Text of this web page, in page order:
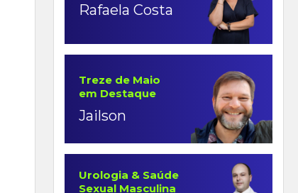
Rafaela Costa
Treze de Maio
em Destaque
Jailson
Urologia & Saúde
Sexual Masculina